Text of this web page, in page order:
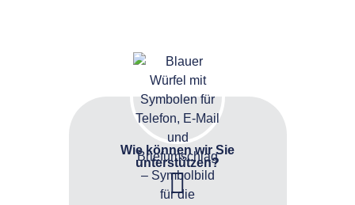
Wie können wir Sie
unterstützen?